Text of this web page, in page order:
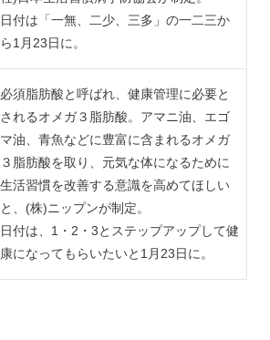
日付は「一無、二少、三多」の一二三か
ら1月23日に。
必須脂肪酸と呼ばれ、健康管理に必要と
されるオメガ３脂肪酸。アマニ油、エゴ
マ油、青魚などに豊富に含まれるオメガ
３脂肪酸を取り、元気な体になるために
生活習慣を改善する意識を高めてほしい
と、(株)ニップンが制定。
日付は、1・2・3とステップアップして健
康になってもらいたいと1月23日に。